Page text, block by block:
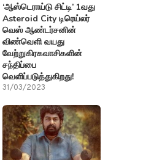
‘ஆஸ்டெராய்டு சிட்டி’ 1வது
Asteroid City டிரெய்லர்
வெஸ் ஆண்டர்சனின்
விண்வெளி வயது
வேற்றுகிரகவாசிகளின்
சந்திப்பை
வெளிப்படுத்துகிறது!
31/03/2023